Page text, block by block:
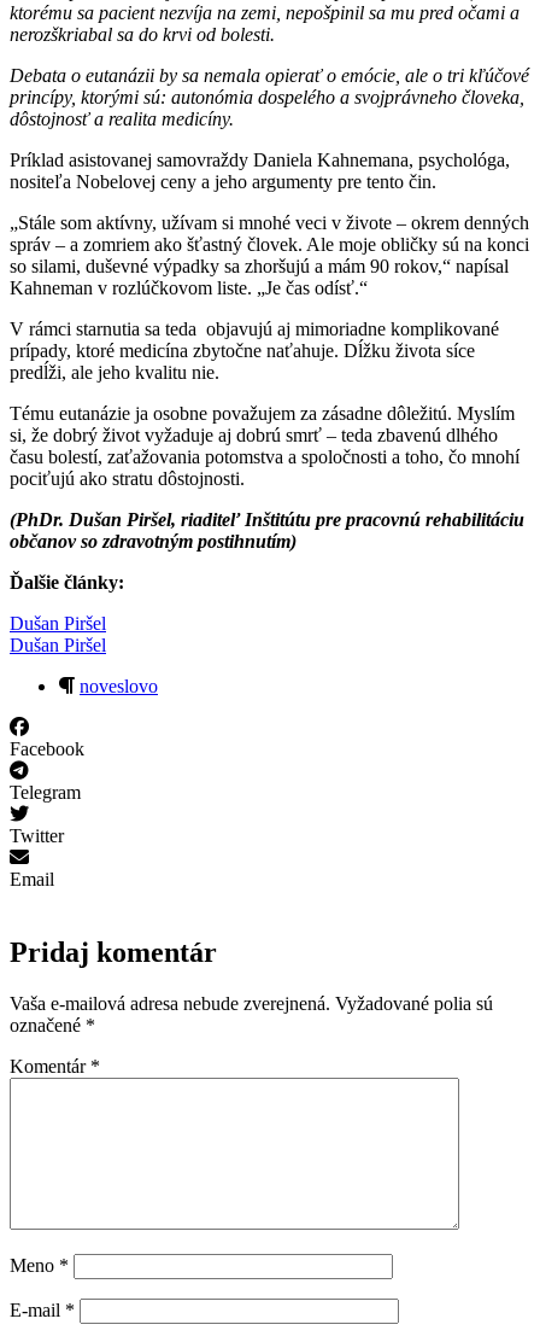
ktorému sa pacient nezvíja na zemi, nepošpinil sa mu pred očami a
nerozškriabal sa do krvi od bolesti.
Debata o eutanázii by sa nemala opierať o emócie, ale o tri kľúčové
princípy, ktorými sú: autonómia dospelého a svojprávneho človeka,
dôstojnosť a realita medicíny.
Príklad asistovanej samovraždy Daniela Kahnemana, psychológa,
nositeľa Nobelovej ceny a jeho argumenty pre tento čin.
„Stále som aktívny, užívam si mnohé veci v živote – okrem denných
správ – a zomriem ako šťastný človek. Ale moje obličky sú na konci
so silami, duševné výpadky sa zhoršujú a mám 90 rokov,“ napísal
Kahneman v rozlúčkovom liste. „Je čas odísť.“
V rámci starnutia sa teda objavujú aj mimoriadne komplikované
prípady, ktoré medicína zbytočne naťahuje. Dĺžku života síce
predĺži, ale jeho kvalitu nie.
Tému eutanázie ja osobne považujem za zásadne dôležitú. Myslím
si, že dobrý život vyžaduje aj dobrú smrť – teda zbavenú dlhého
času bolestí, zaťažovania potomstva a spoločnosti a toho, čo mnohí
pociťujú ako stratu dôstojnosti.
(PhDr. Dušan Piršel, riaditeľ Inštitútu pre pracovnú rehabilitáciu
občanov so zdravotným postihnutím)
Ďalšie články:
Dušan Piršel
Dušan Piršel
noveslovo
Facebook
Telegram
Twitter
Email
Pridaj komentár
Vaša e-mailová adresa nebude zverejnená. Vyžadované polia sú
označené *
Komentár *
Meno *
E-mail *